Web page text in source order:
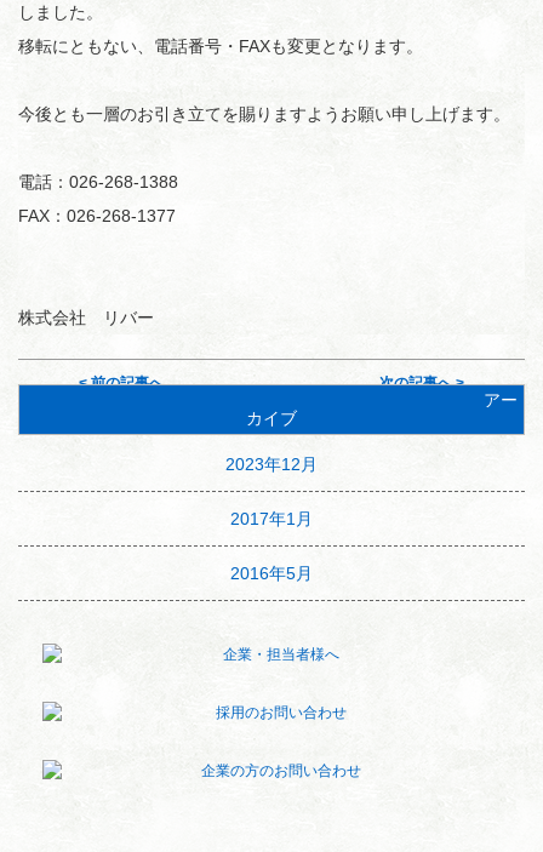
しました。
移転にともない、電話番号・FAXも変更となります。
今後とも一層のお引き立てを賜りますようお願い申し上げます。
電話：026-268-1388
FAX：026-268-1377
株式会社 リバー
< 前の記事へ 次の記事へ >
アー
カイブ
2023年12月
2017年1月
2016年5月